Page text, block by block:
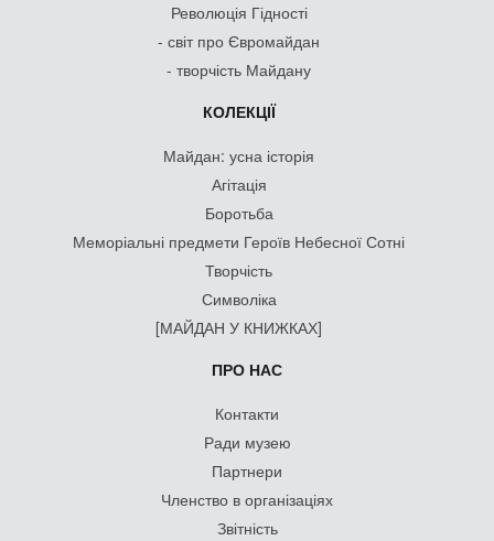
Революція Гідності
- світ про Євромайдан
- творчість Майдану
КОЛЕКЦІЇ
Майдан: усна історія
Агітація
Боротьба
Меморіальні предмети Героїв Небесної Сотні
Творчість
Символіка
[МАЙДАН У КНИЖКАХ]
ПРО НАС
Контакти
Ради музею
Партнери
Членство в організаціях
Звітність